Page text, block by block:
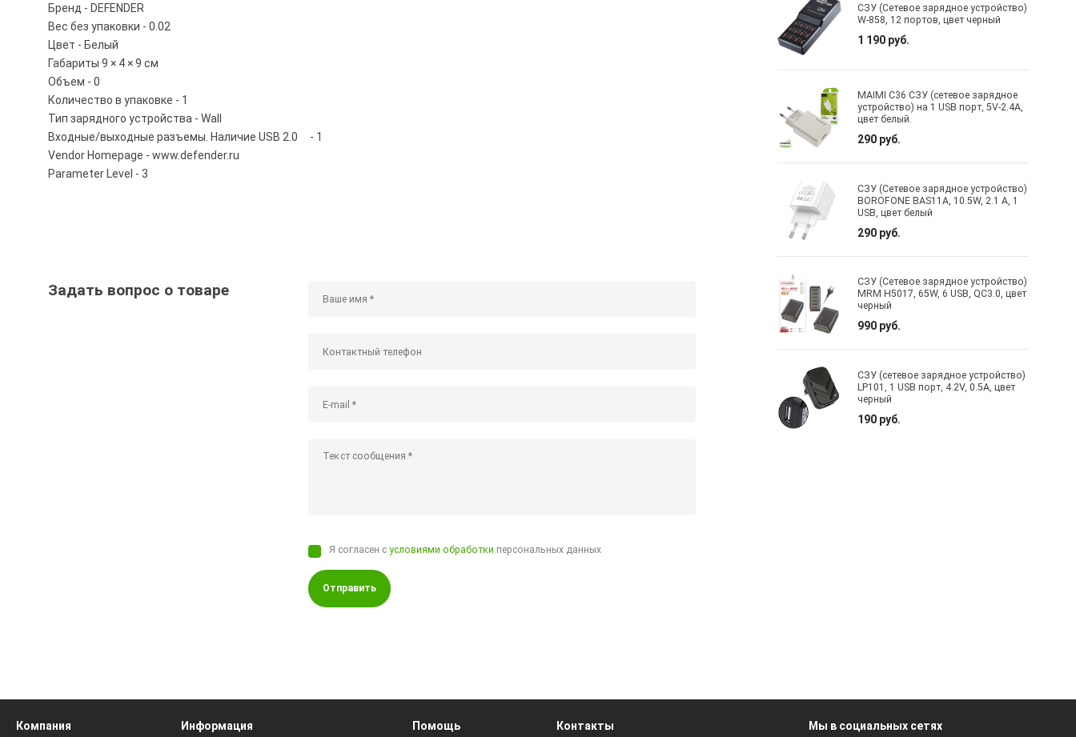
Бренд - DEFENDER
Вес без упаковки - 0.02
Цвет - Белый
Габариты 9 × 4 × 9 см
Объем - 0
Количество в упаковке - 1
Тип зарядного устройства - Wall
Входные/выходные разъемы. Наличие USB 2.0 - 1
Vendor Homepage - www.defender.ru
Parameter Level - 3
Задать вопрос о товаре
Я согласен сусловиями обработки персональных данных
Отправить
СЗУ (Сетевое зарядное устройство)
W-858, 12 портов, цвет черный
1 190 руб.
MAIMI C36 СЗУ (сетевое зарядное
устройство) на 1 USB порт, 5V-2.4A,
цвет белый.
290 руб.
СЗУ (Сетевое зарядное устройство)
BOROFONE BAS11A, 10.5W, 2.1 A, 1
USB, цвет белый
290 руб.
СЗУ (Сетевое зарядное устройство)
MRM H5017, 65W, 6 USB, QC3.0, цвет
черный
990 руб.
СЗУ (сетевое зарядное устройство)
LP101, 1 USB порт, 4.2V, 0.5A, цвет
черный
190 руб.
Компания Информация Помощь Контакты Мы в социальных сетях